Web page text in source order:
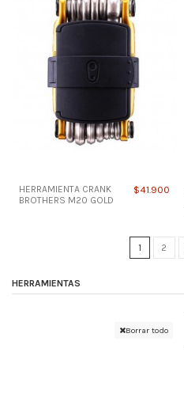
HERRAMIENTA CRANK
BROTHERS M20 GOLD
$41.900
1 2
HERRAMIENTAS
Borrar todo